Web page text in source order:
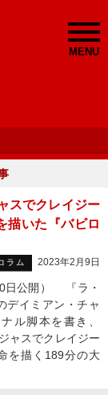
MENU
スでクレイジー
描いた『バビロ
ラム 2023年2月9日
日公開） 『ラ・
デイミアン・チャ
ル脚本を書き、
ャスでクレイジー
を描く189分の大